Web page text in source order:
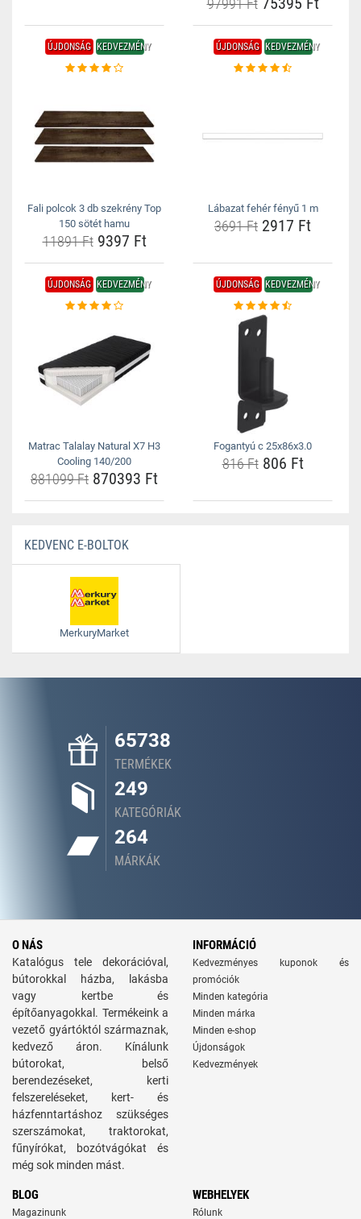
97991 Ft
ÚJDONSÁG KEDVEZMÉNY
Fali polcok 3 db szekrény Top
150 sötét hamu
11891 Ft9397 Ft
ÚJDONSÁG KEDVEZMÉNY
Lábazat fehér fényű 1 m
3691 Ft 2917 Ft
ÚJDONSÁG KEDVEZMÉNY
Matrac Talalay Natural X7 H3
Cooling 140/200
881099 Ft 870393 Ft
ÚJDONSÁG KEDVEZMÉNY
Fogantyú c 25x86x3.0
816 Ft806 Ft
KEDVENC E-BOLTOK
MerkuryMarket
65738
TERMÉKEK
249
KATEGÓRIÁK
264
MÁRKÁK
O NÁS
Katalógus tele dekorációval,
bútorokkal házba, lakásba
vagy kertbe és
építőanyagokkal. Termékeink a
vezető gyártóktól származnak,
kedvező áron. Kínálunk
bútorokat, belső
berendezéseket, kerti
felszereléseket, kert- és
házfenntartáshoz szükséges
szerszámokat, traktorokat,
fűnyírókat, bozótvágókat és
még sok minden mást.
INFORMÁCIÓ
Kedvezményes kuponok és
promóciók
Minden kategória
Minden márka
Minden e-shop
Újdonságok
Kedvezmények
BLOG
Magazinunk
WEBHELYEK
Rólunk